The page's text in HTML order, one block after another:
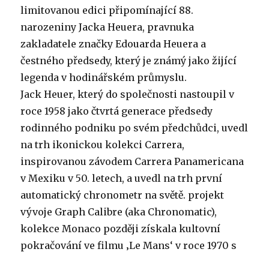
limitovanou edici připomínající 88.
narozeniny Jacka Heuera, pravnuka
zakladatele značky Edouarda Heuera a
čestného předsedy, který je známý jako žijící
legenda v hodinářském průmyslu.
Jack Heuer, který do společnosti nastoupil v
roce 1958 jako čtvrtá generace předsedy
rodinného podniku po svém předchůdci, uvedl
na trh ikonickou kolekci Carrera,
inspirovanou závodem Carrera Panamericana
v Mexiku v 50. letech, a uvedl na trh první
automatický chronometr na světě. projekt
vývoje Graph Calibre (aka Chronomatic),
kolekce Monaco později získala kultovní
pokračování ve filmu ‚Le Mans‘ v roce 1970 s